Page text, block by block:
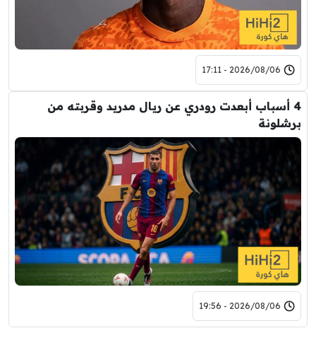
2026/08/06 - 17:11
4 أسباب أبعدت رودري عن ريال مدريد وقربته من
برشلونة
2026/08/06 - 19:56